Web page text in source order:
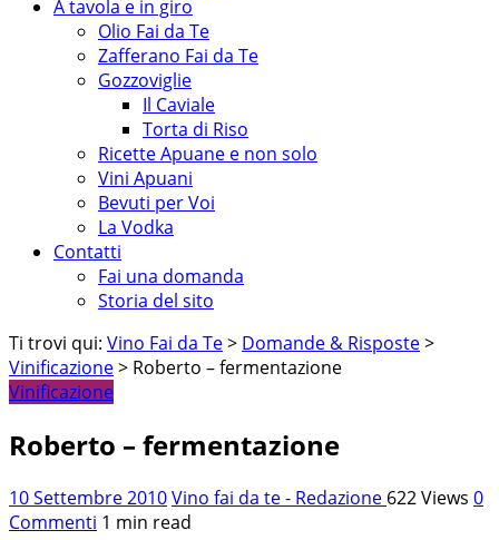
A tavola e in giro
Olio Fai da Te
Zafferano Fai da Te
Gozzoviglie
Il Caviale
Torta di Riso
Ricette Apuane e non solo
Vini Apuani
Bevuti per Voi
La Vodka
Contatti
Fai una domanda
Storia del sito
Ti trovi qui: Vino Fai da Te> Domande & Risposte>
Vinificazione> Roberto – fermentazione
Vinificazione
Roberto – fermentazione
10 Settembre 2010Vino fai da te - Redazione 622 Views 0
Commenti 1 min read